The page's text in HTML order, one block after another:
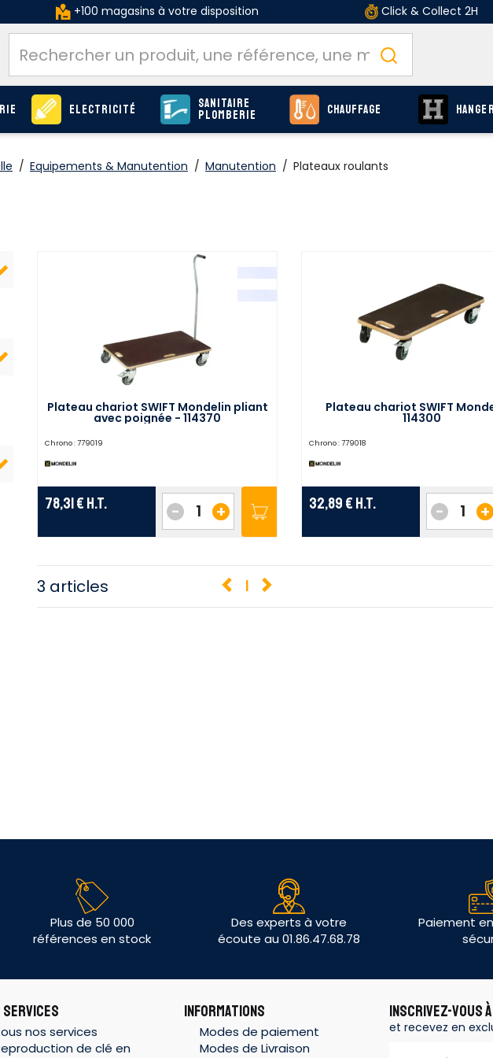
+100 magasins à votre disposition Click & Collect 2H
Electricité Sanitaire
Plomberie Chauffage HANGER
/ Equipements & Manutention / Manutention / Plateaux roulants
Plateau chariot SWIFT Mondelin pliant
avec poignée - 114370
Chrono :779019
78,31 € H.T. +
-
Plateau chariot SWIFT
114300
Chrono :779018
32,89 € H.T. +
-
3 articles 1
Plus de 50 000
références en stock
Des experts à votre
écoute au 01.86.47.68.78
Paiement en
SERVICES
nos services
de clé en
INFORMATIONS
Modes de paiement
Modes de Livraison
INSCRIVEZ-VOUS
et recevez en